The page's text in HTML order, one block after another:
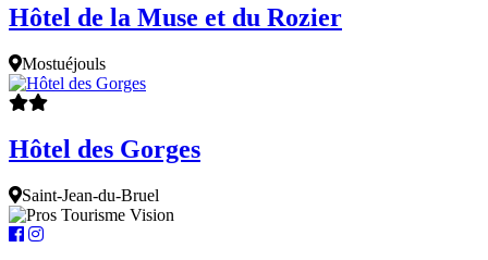
Hôtel de la Muse et du Rozier
Mostuéjouls
Hôtel des Gorges
Saint-Jean-du-Bruel